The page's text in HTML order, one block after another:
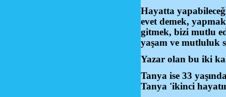
Hayatta
evet demek,
gitmek, bizi mutlu
yaşam ve mutluluk
Yazar olan bu iki
Tanya ise 33
Tanya 'ikinci